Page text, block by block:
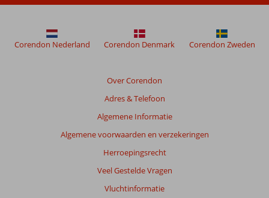
Over Corendon
Adres & Telefoon
Algemene Informatie
Algemene voorwaarden en verzekeringen
Herroepingsrecht
Veel Gestelde Vragen
Vluchtinformatie
Corendon Nederland Corendon Denmark Corendon Zweden